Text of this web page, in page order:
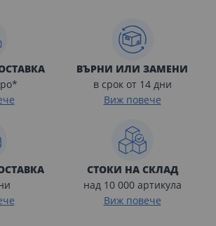
ВЪРНИ ИЛИ ЗАМЕНИ
в срок от 14 дни
Виж повече
СТОКИ НА СКЛАД
над 10 000 артикула
Виж повече